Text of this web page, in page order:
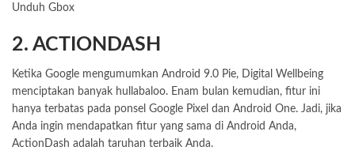
Unduh Gbox
2. ACTIONDASH
Ketika Google mengumumkan Android 9.0 Pie, Digital Wellbeing
menciptakan banyak hullabaloo. Enam bulan kemudian, fitur ini
hanya terbatas pada ponsel Google Pixel dan Android One. Jadi, jika
Anda ingin mendapatkan fitur yang sama di Android Anda,
ActionDash adalah taruhan terbaik Anda.